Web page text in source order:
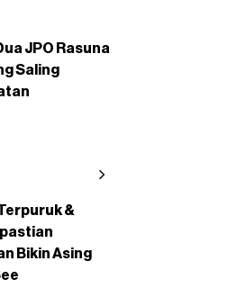
JPO Rasuna
Saling
&
Bikin Asing